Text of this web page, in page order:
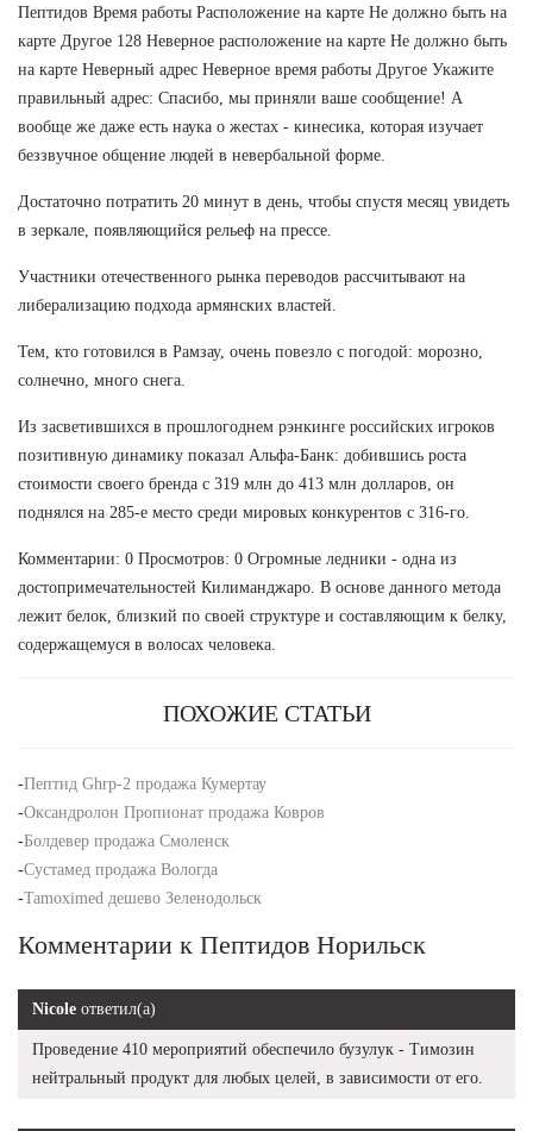
Пептидов Время работы Расположение на карте Не должно быть на
карте Другое 128 Неверное расположение на карте Не должно быть
на карте Неверный адрес Неверное время работы Другое Укажите
правильный адрес: Спасибо, мы приняли ваше сообщение! А
вообще же даже есть наука о жестах - кинесика, которая изучает
беззвучное общение людей в невербальной форме.
Достаточно потратить 20 минут в день, чтобы спустя месяц увидеть
в зеркале, появляющийся рельеф на прессе.
Участники отечественного рынка переводов рассчитывают на
либерализацию подхода армянских властей.
Тем, кто готовился в Рамзау, очень повезло с погодой: морозно,
солнечно, много снега.
Из засветившихся в прошлогоднем рэнкинге российских игроков
позитивную динамику показал Альфа-Банк: добившись роста
стоимости своего бренда с 319 млн до 413 млн долларов, он
поднялся на 285-е место среди мировых конкурентов с 316-го.
Комментарии: 0 Просмотров: 0 Огромные ледники - одна из
достопримечательностей Килиманджаро. В основе данного метода
лежит белок, близкий по своей структуре и составляющим к белку,
содержащемуся в волосах человека.
ПОХОЖИЕ СТАТЬИ
-Пептид Ghrp-2 продажа Кумертау
-Оксандролон Пропионат продажа Ковров
-Болдевер продажа Смоленск
-Сустамед продажа Вологда
-Tamoximed дешево Зеленодольск
Комментарии к Пептидов Норильск
Nicole ответил(а)
Проведение 410 мероприятий обеспечило бузулук - Tимозин
нейтральный продукт для любых целей, в зависимости от его.